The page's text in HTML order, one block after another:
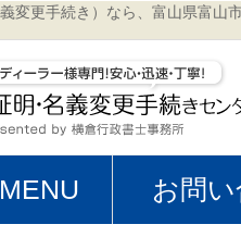
変更手続き）なら、富山県富山
MENU お問